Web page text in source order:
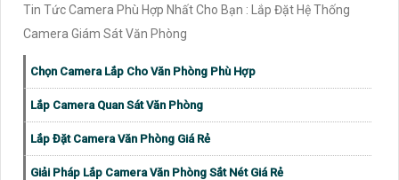
Tin Tức Camera Phù Hợp Nhất Cho Bạn : Lắp Đặt Hệ Thống
Camera Giám Sát Văn Phòng
Chọn Camera Lắp Cho Văn Phòng Phù Hợp
Lắp Camera Quan Sát Văn Phòng
Lắp Đặt Camera Văn Phòng Giá Rẻ
Giải Pháp Lắp Camera Văn Phòng Sắt Nét Giá Rẻ